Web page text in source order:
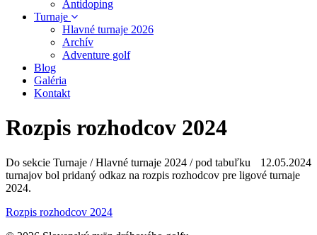
Antidoping
Turnaje
Hlavné turnaje 2026
Archív
Adventure golf
Blog
Galéria
Kontakt
Rozpis rozhodcov 2024
12.05.2024
Do sekcie Turnaje / Hlavné turnaje 2024 / pod tabuľku
turnajov bol pridaný odkaz na rozpis rozhodcov pre ligové turnaje
2024.
Rozpis rozhodcov 2024